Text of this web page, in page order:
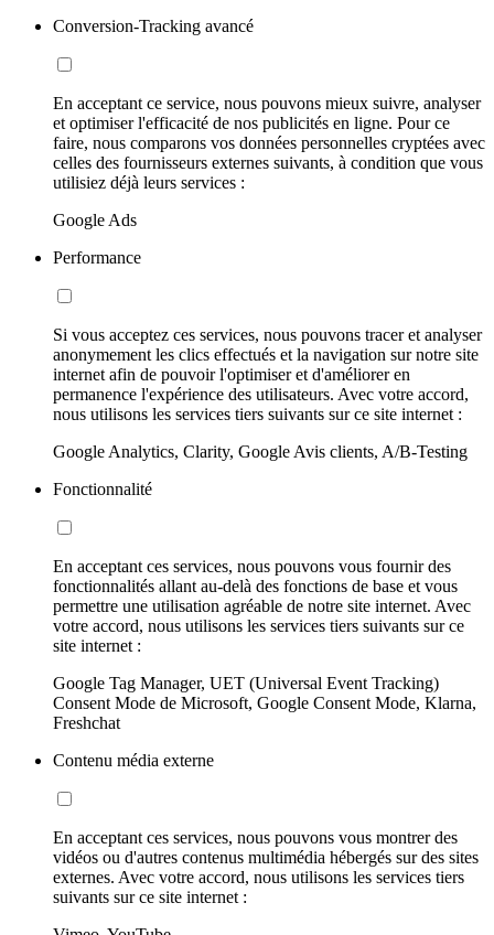
Conversion-Tracking avancé
En acceptant ce service, nous pouvons mieux suivre, analyser
et optimiser l'efficacité de nos publicités en ligne. Pour ce
faire, nous comparons vos données personnelles cryptées avec
celles des fournisseurs externes suivants, à condition que vous
utilisiez déjà leurs services :
Google Ads
Performance
Si vous acceptez ces services, nous pouvons tracer et analyser
anonymement les clics effectués et la navigation sur notre site
internet afin de pouvoir l'optimiser et d'améliorer en
permanence l'expérience des utilisateurs. Avec votre accord,
nous utilisons les services tiers suivants sur ce site internet :
Google Analytics, Clarity, Google Avis clients, A/B-Testing
Fonctionnalité
En acceptant ces services, nous pouvons vous fournir des
fonctionnalités allant au-delà des fonctions de base et vous
permettre une utilisation agréable de notre site internet. Avec
votre accord, nous utilisons les services tiers suivants sur ce
site internet :
Google Tag Manager, UET (Universal Event Tracking)
Consent Mode de Microsoft, Google Consent Mode, Klarna,
Freshchat
Contenu média externe
En acceptant ces services, nous pouvons vous montrer des
vidéos ou d'autres contenus multimédia hébergés sur des sites
externes. Avec votre accord, nous utilisons les services tiers
suivants sur ce site internet :